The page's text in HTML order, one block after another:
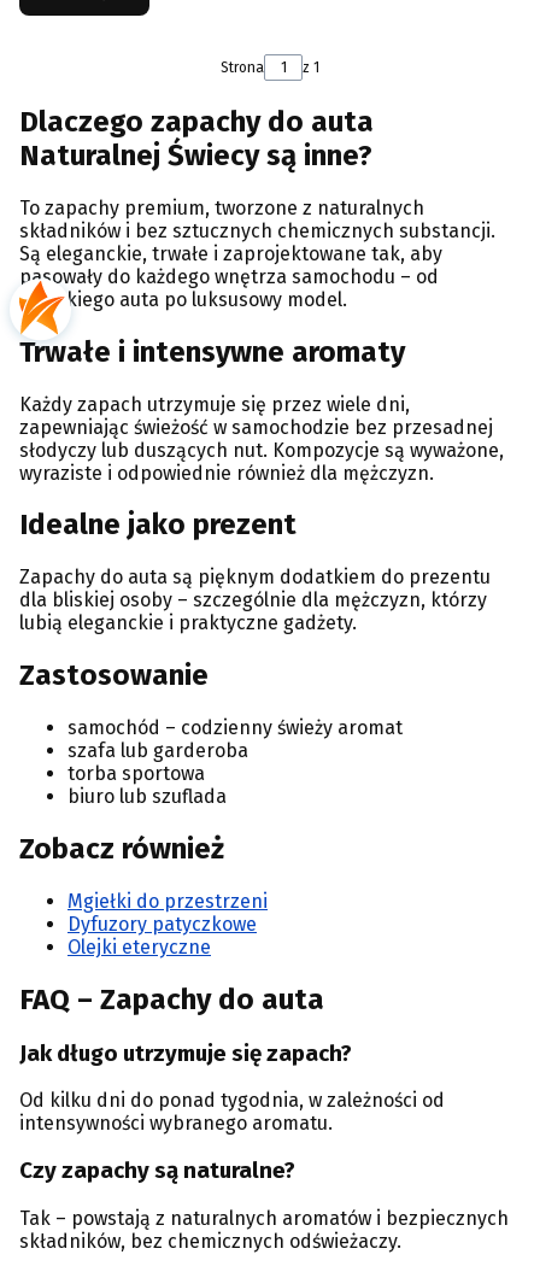
Strona z 1
Dlaczego zapachy do auta
Naturalnej Świecy są inne?
To zapachy premium, tworzone z naturalnych
składników i bez sztucznych chemicznych substancji.
Są eleganckie, trwałe i zaprojektowane tak, aby
pasowały do każdego wnętrza samochodu – od
miejskiego auta po luksusowy model.
Trwałe i intensywne aromaty
Każdy zapach utrzymuje się przez wiele dni,
zapewniając świeżość w samochodzie bez przesadnej
słodyczy lub duszących nut. Kompozycje są wyważone,
wyraziste i odpowiednie również dla mężczyzn.
Idealne jako prezent
Zapachy do auta są pięknym dodatkiem do prezentu
dla bliskiej osoby – szczególnie dla mężczyzn, którzy
lubią eleganckie i praktyczne gadżety.
Zastosowanie
samochód – codzienny świeży aromat
szafa lub garderoba
torba sportowa
biuro lub szuflada
Zobacz również
Mgiełki do przestrzeni
Dyfuzory patyczkowe
Olejki eteryczne
FAQ – Zapachy do auta
Jak długo utrzymuje się zapach?
Od kilku dni do ponad tygodnia, w zależności od
intensywności wybranego aromatu.
Czy zapachy są naturalne?
Tak – powstają z naturalnych aromatów i bezpiecznych
składników, bez chemicznych odświeżaczy.